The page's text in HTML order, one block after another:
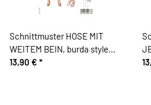
Schnittmuster HOSE MIT
WEITEM BEIN, burda style
6032
13,90 € *